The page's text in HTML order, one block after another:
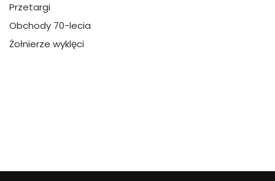
Przetargi
Obchody 70-lecia
Żołnierze wyklęci